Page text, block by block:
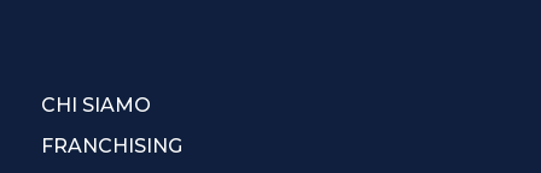
CHI SIAMO
FRANCHISING